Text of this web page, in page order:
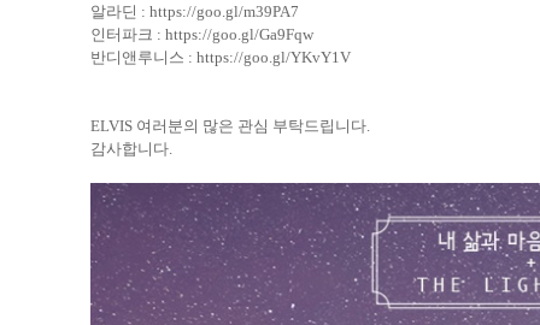
알라딘 : https://goo.gl/m39PA7
인터파크 : https://goo.gl/Ga9Fqw
반디앤루니스 : https://goo.gl/YKvY1V
ELVIS 여러분의 많은 관심 부탁드립니다.
감사합니다.